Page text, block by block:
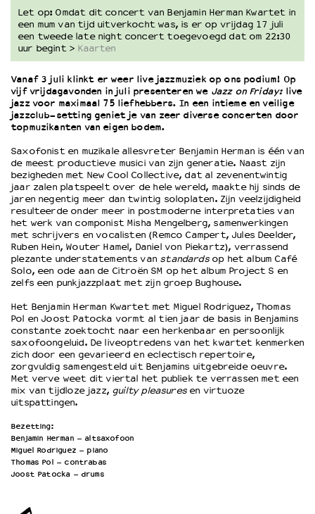
OVER LANTARENVENSTER
Wat we doen
Wie is wie
Word vriend
Historie
Huisregels
Privacyverklaring
Integriteits- en gedragscode
Duurzaamheid
Culturele boycot Israël
Ruimte voor artistieke vrijheid – VNPF
Let op: Omdat dit concert van Benjamin Herman Kwartet in
een mum van tijd uitverkocht was, is er op vrijdag 17 juli
een tweede late night concert toegevoegd dat om 22:30
uur begint > Kaarten
Vanaf 3 juli klinkt er weer live jazzmuziek op ons podium! Op
vijf vrijdagavonden in juli presenteren we Jazz on Friday:live
jazz voor maximaal 75 liefhebbers. In een intieme en veilige
jazzclub-setting geniet je van zeer diverse concerten door
topmuzikanten van eigen bodem.
Saxofonist en muzikale allesvreter Benjamin Herman is één van
de meest productieve musici van zijn generatie. Naast zijn
bezigheden met New Cool Collective, dat al zevenentwintig
jaar zalen platspeelt over de hele wereld, maakte hij sinds de
jaren negentig meer dan twintig soloplaten. Zijn veelzijdigheid
resulteerde onder meer in postmoderne interpretaties van
het werk van componist Misha Mengelberg, samenwerkingen
met schrijvers en vocalisten (Remco Campert, Jules Deelder,
Ruben Hein, Wouter Hamel, Daniel von Piekartz), verrassend
plezante understatements van standardsop het album Café
Solo, een ode aan de Citroën SM op het album Project S en
zelfs een punkjazzplaat met zijn groep Bughouse.
Het Benjamin Herman Kwartet met Miguel Rodriguez, Thomas
Pol en Joost Patocka vormt al tien jaar de basis in Benjamins
constante zoektocht naar een herkenbaar en persoonlijk
saxofoongeluid. De liveoptredens van het kwartet kenmerken
zich door een gevarieerd en eclectisch repertoire,
zorgvuldig samengesteld uit Benjamins uitgebreide oeuvre.
Met verve weet dit viertal het publiek te verrassen met een
mix van tijdloze jazz, guilty pleasuresen virtuoze
uitspattingen.
Bezetting:
Benjamin Herman – altsaxofoon
Miguel Rodriguez – piano
Thomas Pol – contrabas
Joost Patocka – drums